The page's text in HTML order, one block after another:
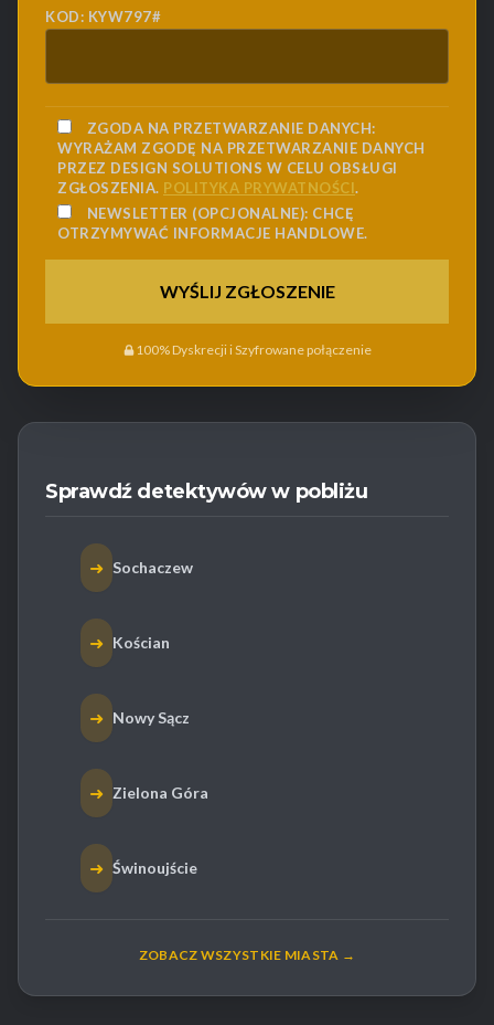
KOD: KYW797#
ZGODA NA PRZETWARZANIE DANYCH:
WYRAŻAM ZGODĘ NA PRZETWARZANIE DANYCH
PRZEZ DESIGN SOLUTIONS W CELU OBSŁUGI
ZGŁOSZENIA. POLITYKA PRYWATNOŚCI.
NEWSLETTER (OPCJONALNE): CHCĘ
OTRZYMYWAĆ INFORMACJE HANDLOWE.
100% Dyskrecji i Szyfrowane połączenie
Sprawdź detektywów w pobliżu
➜ Sochaczew
➜ Kościan
➜ Nowy Sącz
➜ Zielona Góra
➜ Świnoujście
ZOBACZ WSZYSTKIE MIASTA →